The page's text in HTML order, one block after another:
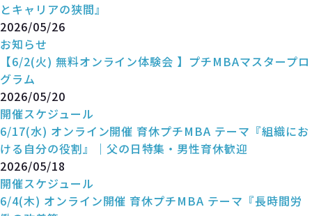
とキャリアの狭間』
2026/05/26
お知らせ
【6/2(火) 無料オンライン体験会 】プチMBAマスタープロ
グラム
2026/05/20
開催スケジュール
6/17(水) オンライン開催 育休プチMBA テーマ『組織にお
ける自分の役割』｜父の日特集・男性育休歓迎
2026/05/18
開催スケジュール
6/4(木) オンライン開催 育休プチMBA テーマ『長時間労